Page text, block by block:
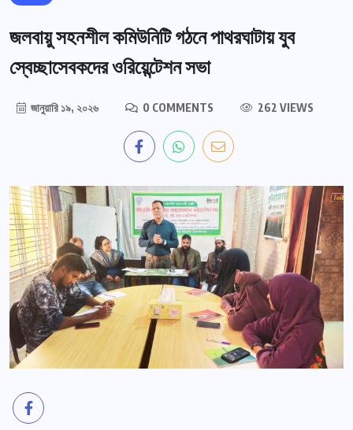
জলবায়ু সহনশীল কমিউনিটি গঠনে পাথরঘাটায় যুব
স্বেচ্ছাসেবকদের ওরিয়েন্টেশন সভা
জানুয়ারি ১৯, ২০২৬ 0 COMMENTS 262 VIEWS